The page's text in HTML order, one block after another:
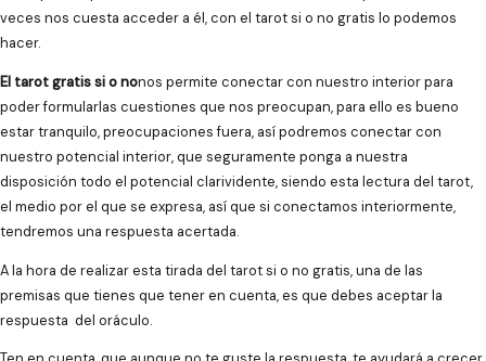
veces nos cuesta acceder a él, con el tarot si o no gratis lo podemos
hacer.
El tarot gratis si o nonos permite conectar con nuestro interior para
poder formularlas cuestiones que nos preocupan, para ello es bueno
estar tranquilo, preocupaciones fuera, así podremos conectar con
nuestro potencial interior, que seguramente ponga a nuestra
disposición todo el potencial clarividente, siendo esta lectura del tarot,
el medio por el que se expresa, así que si conectamos interiormente,
tendremos una respuesta acertada.
A la hora de realizar esta tirada del tarot si o no gratis, una de las
premisas que tienes que tener en cuenta, es que debes aceptar la
respuesta del oráculo.